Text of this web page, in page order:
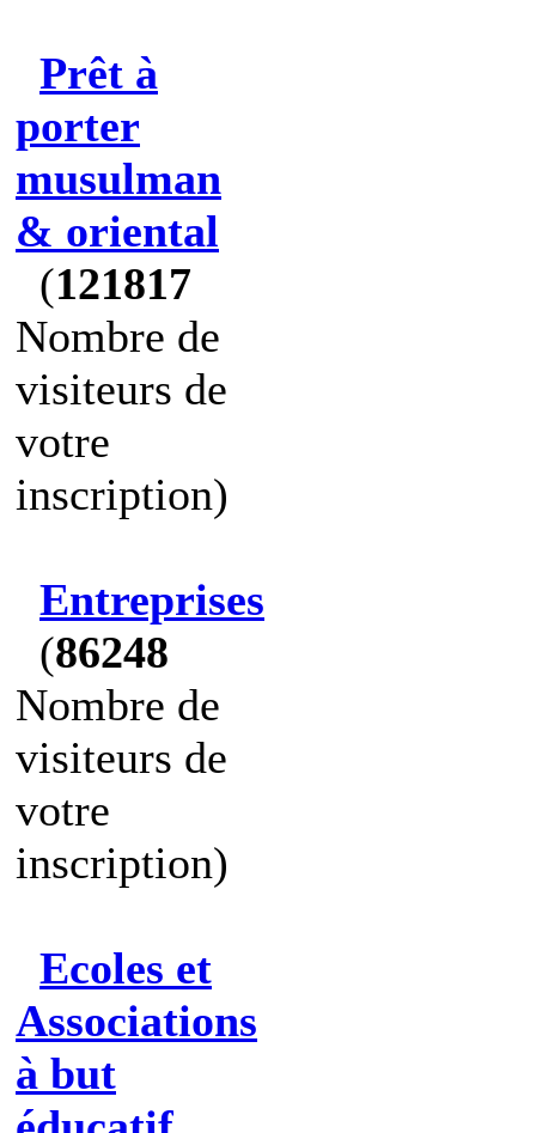
Prêt à
porter
musulman
& oriental
(121817
Nombre de
visiteurs de
votre
inscription)
Entreprises
(86248
Nombre de
visiteurs de
votre
inscription)
Ecoles et
Associations
à but